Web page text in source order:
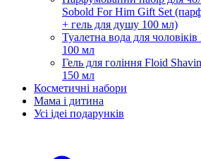
Sobold For Him Gift Set
+ гель для душу 100 мл)
Туалетна вода для
100 мл
Гель для гоління Floid
150 мл
Косметичні набори
Мама і дитина
Усi iдеi подарункiв